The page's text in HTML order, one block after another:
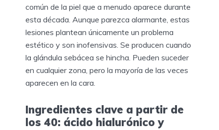
común de la piel que a menudo aparece durante
esta década. Aunque parezca alarmante, estas
lesiones plantean únicamente un problema
estético y son inofensivas. Se producen cuando
la glándula sebácea se hincha. Pueden suceder
en cualquier zona, pero la mayoría de las veces
aparecen en la cara.
Ingredientes clave a partir de
los 40: ácido hialurónico y